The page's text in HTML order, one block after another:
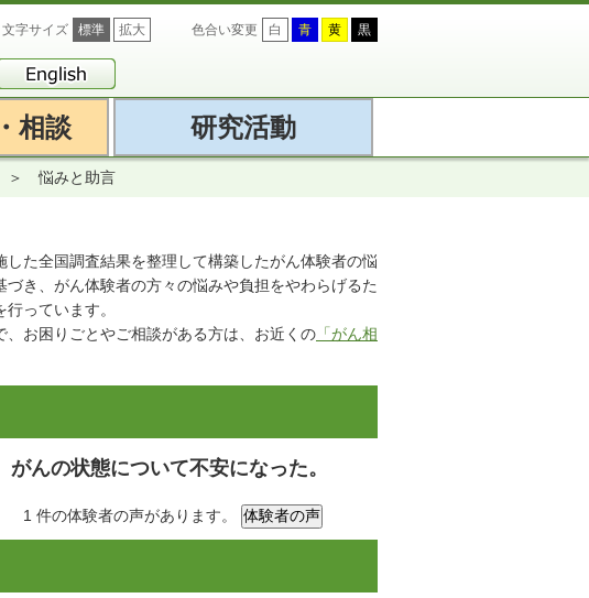
文字サイズ 標準 拡大 色合い変更 白 青 黄 黒
相談 研究活動
悩みと助言
た全国調査結果を整理して構築したがん体験者の悩
き、がん体験者の方々の悩みや負担をやわらげるた
っています。
お困りごとやご相談がある方は、お近くの 「がん相
んの状態について不安になった。
1 件の体験者の声があります。